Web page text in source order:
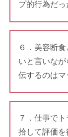
プ的行為だっ
６．美容断
いと言いな
伝するのはマ
７．仕事で
拾して評価